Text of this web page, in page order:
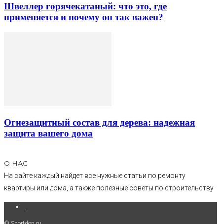
Швеллер горячекатаный: что это, где
применяется и почему он так важен?
Огнезащитный состав для дерева: надежная
защита вашего дома
О НАС
На сайте каждый найдет все нужные статьи по ремонту
квартиры или дома, а также полезные советы по строительству
.